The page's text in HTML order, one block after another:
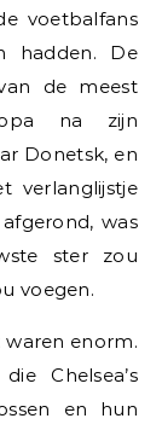
voetbalfans
hadden. De
de meest
na zijn
Donetsk, en
verlanglijstje
was
ster zou
voegen.
enorm.
Chelsea’s
en hun